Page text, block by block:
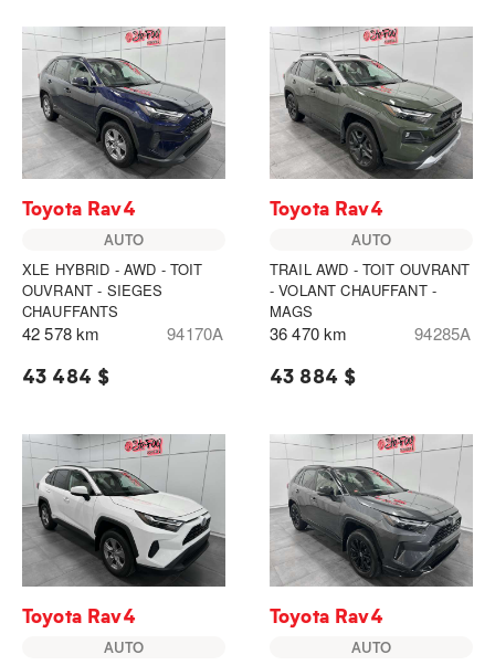
Toyota Rav4
AUTO
XLE HYBRID - AWD - TOIT
OUVRANT - SIEGES
CHAUFFANTS
42 578 km 94170A
43 484 $
Toyota Rav4
AUTO
TRAIL AWD - TOIT OUVRANT
- VOLANT CHAUFFANT -
MAGS
36 470 km 94285A
43 884 $
Toyota Rav4
AUTO
Toyota Rav4
AUTO